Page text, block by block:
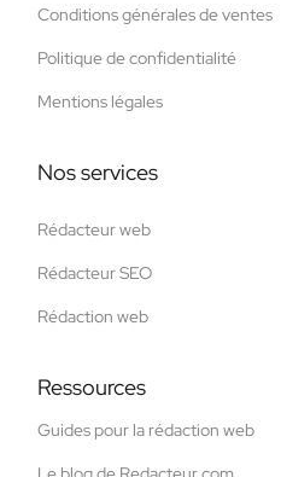
Conditions générales de ventes
Politique de confidentialité
Mentions légales
Nos services
Rédacteur web
Rédacteur SEO
Rédaction web
Ressources
Guides pour la rédaction web